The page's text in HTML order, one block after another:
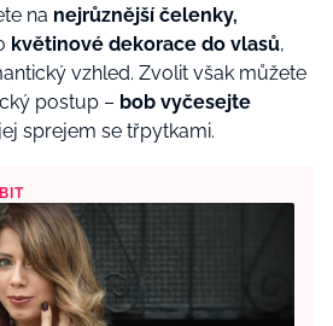
na nejrůznější čelenky,
květinové dekorace do vlasů,
vzhled. Zvolit však můžete
postup – bob vyčesejte
sprejem se třpytkami.